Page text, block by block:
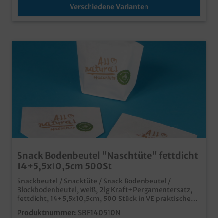
Verschiedene Varianten
Snack Bodenbeutel "Naschtüte" fettdicht
14+5,5x10,5cm 500St
Snackbeutel / Snacktüte / Snack Bodenbeutel /
Blockbodenbeutel, weiß, 2lg Kraft+Pergamentersatz,
fettdicht, 14+5,5x10,5cm, 500 Stück in VE praktische
kleine Snacktüte mit Standboden stabil und fettdicht
durch 2-lagige Fertigung aus 100% Papiermaterial,
Produktnummer: SBF140510N